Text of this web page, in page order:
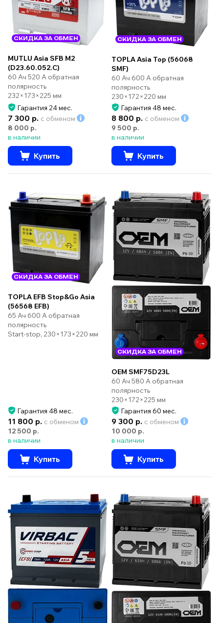
СКИДКА ЗА ОБМЕН
MUTLU Asia SFB M2
(D23.60.052.C)
60 Ач 520 А обратная
полярность
232×173×225 мм
Гарантия 24 мес.
7 300 р. с обменом
8 000 р.
в наличии
Купить
СКИДКА ЗА ОБМЕН
TOPLA Asia Top (56068
SMF)
60 Ач 600 А обратная
полярность
230×172×220 мм
Гарантия 48 мес.
8 800 р. с обменом
9 500 р.
в наличии
Купить
СКИДКА ЗА ОБМЕН
TOPLA EFB Stop&Go Asia
(56568 EFB)
65 Ач 600 А обратная
полярность
Start-stop, 230×173×220 мм
Гарантия 48 мес.
11 800 р. с обменом
12 500 р.
в наличии
Купить
СКИДКА ЗА ОБМЕН
OEM SMF75D23L
60 Ач 580 А обратная
полярность
230×172×225 мм
Гарантия 60 мес.
9 300 р. с обменом
10 000 р.
в наличии
Купить